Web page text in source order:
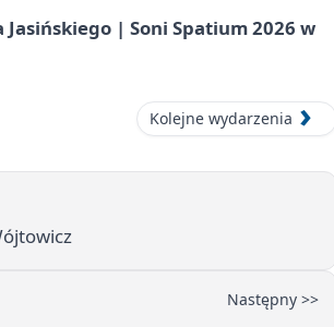
| Soni Spatium 2026 w
Kolejne wydarzenia
Następny >>